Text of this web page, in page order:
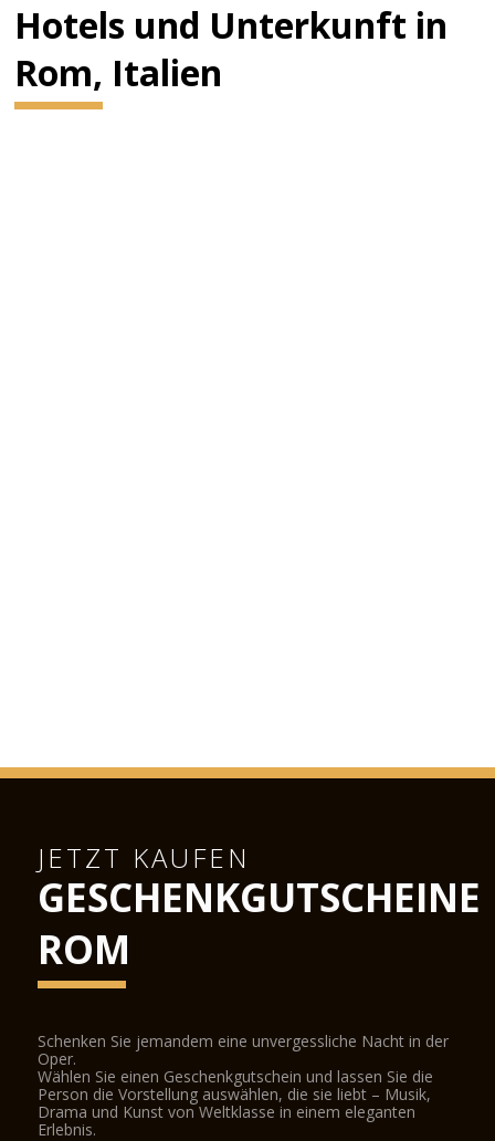
Hotels und Unterkunft in
Rom, Italien
JETZT KAUFEN
GESCHENKGUTSCHEINE
ROM
Schenken Sie jemandem eine unvergessliche Nacht in der
Oper.
Wählen Sie einen Geschenkgutschein und lassen Sie die
Person die Vorstellung auswählen, die sie liebt – Musik,
Drama und Kunst von Weltklasse in einem eleganten
Erlebnis.